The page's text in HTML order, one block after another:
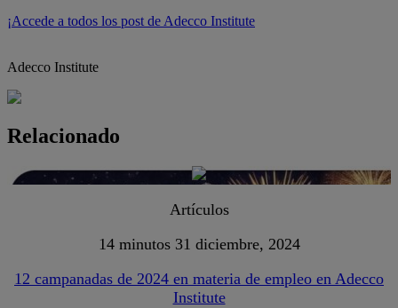
¡Accede a todos los post de Adecco Institute
Adecco Institute
Relacionado
Artículos
14 minutos 31 diciembre, 2024
12 campanadas de 2024 en materia de empleo en Adecco
Institute